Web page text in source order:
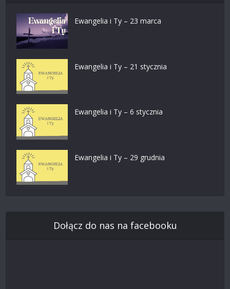
Ewangelia i Ty – 23 marca
Ewangelia i Ty – 21 stycznia
Ewangelia i Ty – 6 stycznia
Ewangelia i Ty – 29 grudnia
Dołącz do nas na facebooku